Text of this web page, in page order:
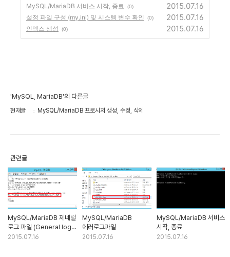
MySQL/MariaDB 서비스 시작, 종료 (0) 2015.07.16
설정 파일 구성 (my.ini) 및 시스템 변수 확인 (0) 2015.07.16
인덱스 생성 (0) 2015.07.16
'MySQL, MariaDB'의 다른글
현재글 MySQL/MariaDB 프로시저 생성, 수정, 삭제
관련글
MySQL/MariaDB 제네럴
로그 파일 (General log
file)
2015.07.16
MySQL/MariaDB
에러로그파일
2015.07.16
MySQL/MariaDB 서비스
시작, 종료
2015.07.16